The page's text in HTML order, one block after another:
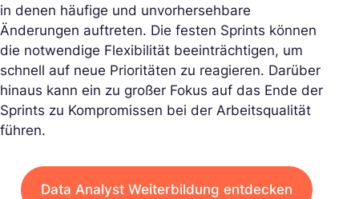
in denen häufige und unvorhersehbare
Änderungen auftreten. Die festen Sprints können
die notwendige Flexibilität beeinträchtigen, um
schnell auf neue Prioritäten zu reagieren. Darüber
hinaus kann ein zu großer Fokus auf das Ende der
Sprints zu Kompromissen bei der Arbeitsqualität
führen.
Data Analyst Weiterbildung entdecken